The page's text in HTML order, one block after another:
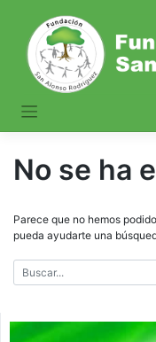
contenido
No se ha
Parece que no hemos
pueda ayudarte una